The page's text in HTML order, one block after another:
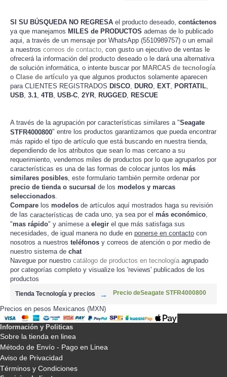
SI SU BÚSQUEDA NO REGRESA el producto deseado, contáctenos
ya que manejamos MILES de PRODUCTOS ademas de lo publicado
aqui, a través de un mensaje por WhatsApp (5510989757) o un email
a nuestros correos de contacto , con gusto un ejecutivo de ventas le
ofrecerá la información del producto deseado o le dará una alternativa
de solución informática, o intente buscar por MARCAS de tecnología
o Clase de artículo ya que algunos productos solamente aparecen
para CLIENTES REGISTRADOS DISCO DURO EXT PORTATIL
USB 3.1 4TB USB-C 2YR RUGGED RESCUE
A través de la agrupación por características similares a "Seagate
STFR4000800" entre los productos garantizamos que pueda encontrar
más rapido el tipo de artículo que está buscando en nuestra tienda,
dependiendo de los atributos que sean lo mas cercano a su
requerimiento, vendemos miles de productos por lo que agruparlos por
características es una de las formas de colocar juntos los más
similares posibles , este formulario también permite ordenar por
precio de tienda o sucursal de los modelos y marcas
seleccionados
Compare los modelos de artículos aquí mostrados haga su revisión
de las características de cada uno, ya sea por el más económico
"mas rápido" y anímese a elegir el que más satisfaga sus
necesidades, de igual manera no dude en ponerse en contacto con
nosotros a nuestros teléfonos y correos de atención o por medio de
nuestro sistema de chat
Navegue por nuestro catálogo de productos en tecnología agrupado
por categorías completo y visualize los 'reviews' publicados de los
productos
Tienda Tecnología y precios Precio deSeagate STFR4000800
Precios en pesos Mexicanos (MXN)
Información y Politicas
Sobre la tienda en linea
Método de Envío - Pago en Linea
Aviso de Privacidad
Términos y Condiciones